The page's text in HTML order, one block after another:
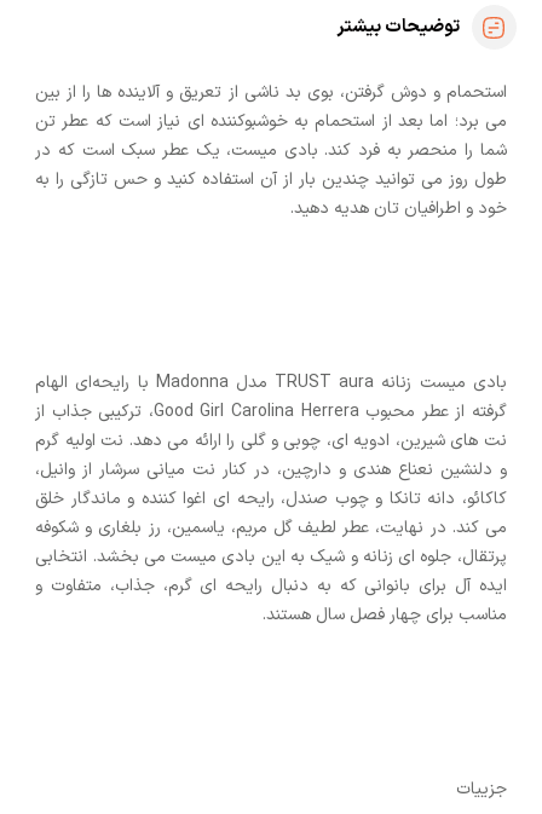
توضیحات بیشتر
استحمام و دوش ‌گرفتن، بوی بد ناشی از تعریق و آلاینده ‌ها را از بین
می ‌برد؛ اما بعد از استحمام به خوشبوکننده ‌ای نیاز است که عطر تن
شما را منحصر به ‌فرد کند. بادی میست، یک عطر سبک است که در
طول روز می ‌توانید چندین بار از آن استفاده کنید و حس تازگی را به
خود و اطرافیان ‌تان هدیه دهید.
بادی میست زنانه TRUST aura مدل Madonna با رایحه‌ای الهام
‌گرفته از عطر محبوب Good Girl Carolina Herrera، ترکیبی جذاب از
نت‌ های شیرین، ادویه ‌ای، چوبی و گلی را ارائه می‌ دهد. نت اولیه گرم
و دلنشین نعناع هندی و دارچین، در کنار نت میانی سرشار از وانیل،
کاکائو، دانه تانکا و چوب صندل، رایحه ‌ای اغوا کننده و ماندگار خلق
می ‌کند. در نهایت، عطر لطیف گل مریم، یاسمین، رز بلغاری و شکوفه
پرتقال، جلوه‌ ای زنانه و شیک به این بادی میست می ‌بخشد. انتخابی
ایده ‌آل برای بانوانی که به دنبال رایحه‌ ای گرم، جذاب، متفاوت و
مناسب برای چهار فصل سال هستند.
جزییات